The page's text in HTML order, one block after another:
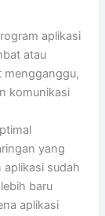
aplikasi
atau
mengganggu,
komunikasi
yang
aplikasi sudah
baru
aplikasi